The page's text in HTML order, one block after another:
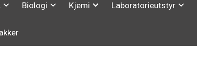
Biologi Kjemi Laboratorieutstyr